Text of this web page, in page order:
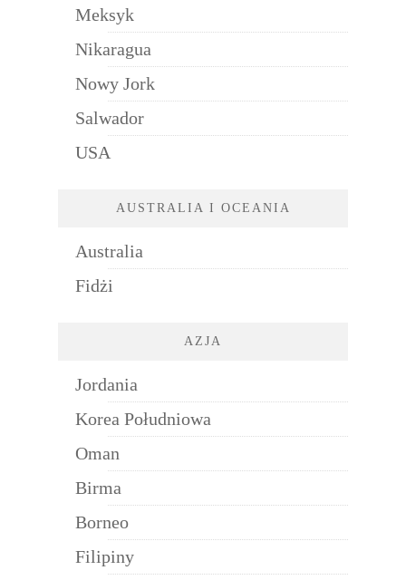
Meksyk
Nikaragua
Nowy Jork
Salwador
USA
AUSTRALIA I OCEANIA
Australia
Fidżi
AZJA
Jordania
Korea Południowa
Oman
Birma
Borneo
Filipiny